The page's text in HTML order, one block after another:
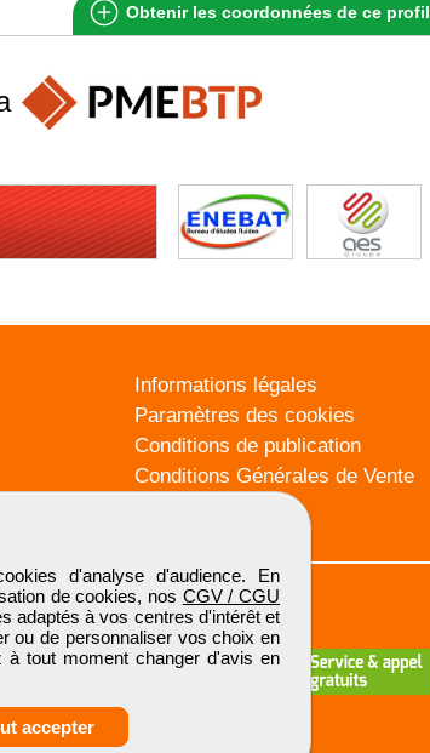
Obtenir les coordonnées de ce profil
d'analyse d'audience. En
de cookies, nos CGV / CGU
adaptés à vos centres d'intérêt et
ou de personnaliser vos choix en
à tout moment changer d'avis en
accepter
Informations légales
Paramètres des cookies
Conditions de publication
Conditions Générales de Vente